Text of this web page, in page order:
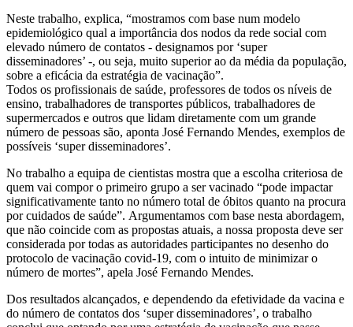
Neste trabalho, explica, “mostramos com base num modelo
epidemiológico qual a importância dos nodos da rede social com
elevado número de contatos - designamos por ‘super
disseminadores’ -, ou seja, muito superior ao da média da população,
sobre a eficácia da estratégia de vacinação”.
Todos os profissionais de saúde, professores de todos os níveis de
ensino, trabalhadores de transportes públicos, trabalhadores de
supermercados e outros que lidam diretamente com um grande
número de pessoas são, aponta José Fernando Mendes, exemplos de
possíveis ‘super disseminadores’.
No trabalho a equipa de cientistas mostra que a escolha criteriosa de
quem vai compor o primeiro grupo a ser vacinado “pode impactar
significativamente tanto no número total de óbitos quanto na procura
por cuidados de saúde”. Argumentamos com base nesta abordagem,
que não coincide com as propostas atuais, a nossa proposta deve ser
considerada por todas as autoridades participantes no desenho do
protocolo de vacinação covid-19, com o intuito de minimizar o
número de mortes”, apela José Fernando Mendes.
Dos resultados alcançados, e dependendo da efetividade da vacina e
do número de contatos dos ‘super disseminadores’, o trabalho